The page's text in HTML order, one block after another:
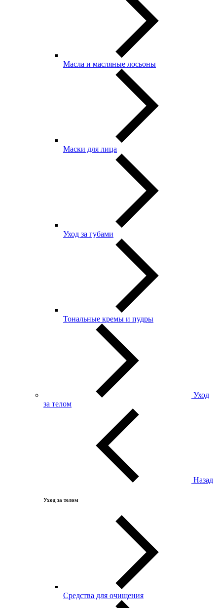
Масла и масляные лосьоны
Маски для лица
Уход за губами
Тональные кремы и пудры
Уход
за телом
Назад
Уход за телом
Средства для очищения